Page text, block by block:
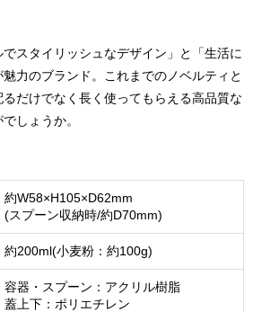
スタイリッシュなデザイン」と「生活に
力のブランド。これまでのノベルティと
だけでなく長く使ってもらえる高品質な
しょうか。
約W58×H105×D62mm
(スプーン収納時/約D70mm)
約200ml(小麦粉：約100g)
容器・スプーン：アクリル樹脂
蓋上下：ポリエチレン